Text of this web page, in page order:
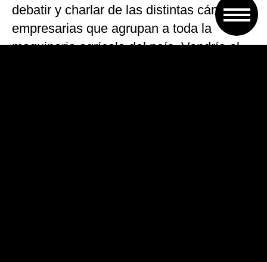
debatir y charlar de las distintas cámaras
empresarias que agrupan a toda la
maquinaria agrícola del país. Vendría el